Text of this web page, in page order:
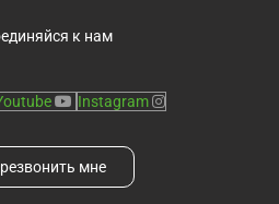
к нам
Instagram
мне